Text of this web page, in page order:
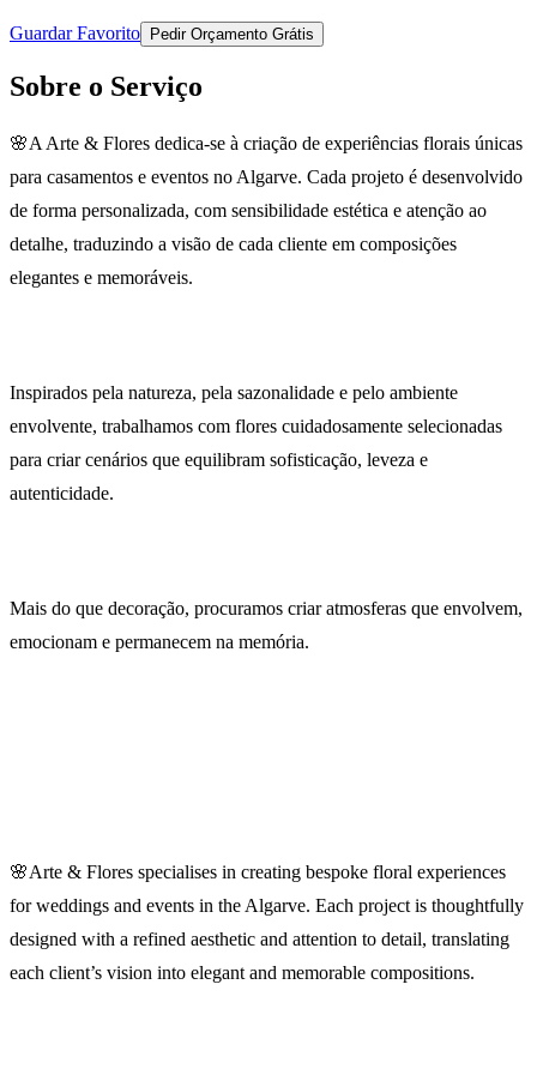
Guardar Favorito Pedir Orçamento Grátis
Sobre o Serviço
🌸A Arte & Flores dedica-se à criação de experiências florais únicas
para casamentos e eventos no Algarve. Cada projeto é desenvolvido
de forma personalizada, com sensibilidade estética e atenção ao
detalhe, traduzindo a visão de cada cliente em composições
elegantes e memoráveis.
Inspirados pela natureza, pela sazonalidade e pelo ambiente
envolvente, trabalhamos com flores cuidadosamente selecionadas
para criar cenários que equilibram sofisticação, leveza e
autenticidade.
Mais do que decoração, procuramos criar atmosferas que envolvem,
emocionam e permanecem na memória.
🌸Arte & Flores specialises in creating bespoke floral experiences
for weddings and events in the Algarve. Each project is thoughtfully
designed with a refined aesthetic and attention to detail, translating
each client’s vision into elegant and memorable compositions.